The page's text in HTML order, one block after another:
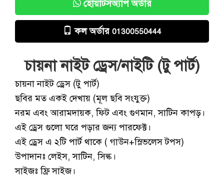
হোয়াটসঅ্যাপ অর্ডার
কল অর্ডার 01300550444
চায়না নাইট ড্রেস/নাইটি (টু পার্ট)
চায়না নাইট ড্রেস (টু পার্ট)
ছবির মত একই দেখায় (মূল ছবি সংযুক্ত)
নরম এবং আরামদায়ক, ফিট এবং গুণমান, সাটিন কাপড়।
এই ড্রেস গুলো ঘরে পড়ার জন্য পারফেক্ট।
এই ড্রেস এ ২টি পার্ট থাকে ( গাউন+স্লিভলেস টপস)
উপাদানঃ লেইস, সাটিন, সিল্ক।
সাইজঃ ফ্রি সাইজ।